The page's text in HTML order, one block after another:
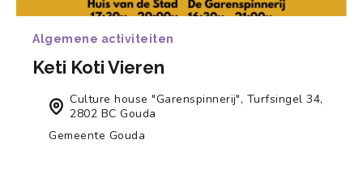
Algemene activiteiten
Keti Koti Vieren
Culture house "Garenspinnerij", Turfsingel 34,
2802 BC Gouda
Gemeente Gouda